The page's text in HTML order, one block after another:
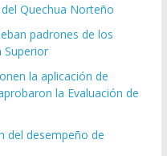
Quechua Norteño
padrones de los
Superior
la aplicación de
la Evaluación de
del desempeño de